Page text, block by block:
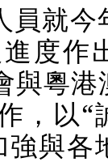
員就今
度作
與粵港
，以“
與各